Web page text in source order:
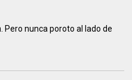
Pero nunca poroto al lado de